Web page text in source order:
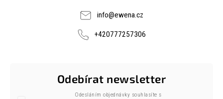
info@ewena.cz
+420777257306
Odebírat newsletter
Odesláním objednávky souhlasíte s